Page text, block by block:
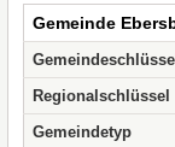
Gemeinde
Gemeindeschlüssel
Regionalschlüssel
Gemeindetyp